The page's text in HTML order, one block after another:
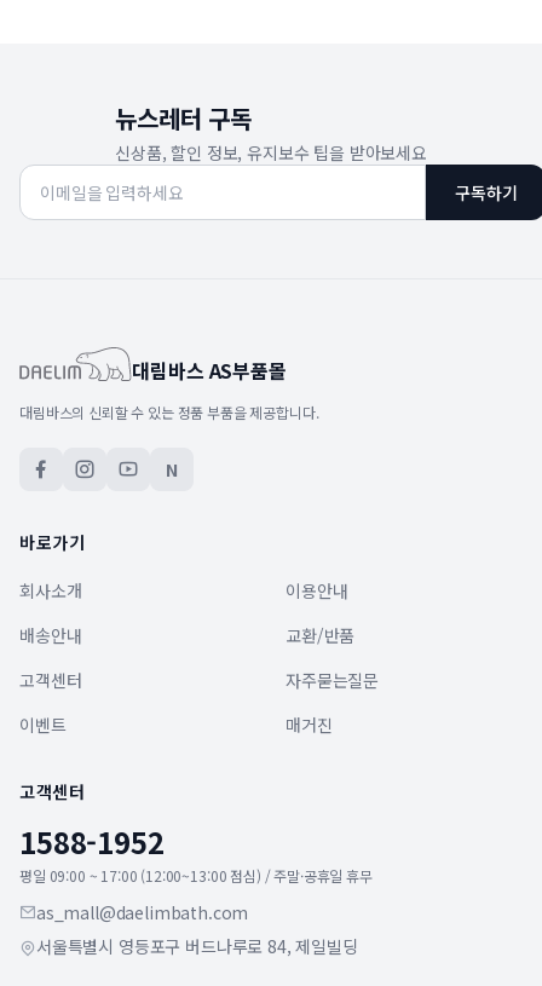
뉴스레터 구독
신상품, 할인 정보, 유지보수 팁을 받아보세요
구독하기
대림바스 AS부품몰
대림바스의 신뢰할 수 있는 정품 부품을 제공합니다.
N
바로가기
회사소개
이용안내
배송안내
교환/반품
고객센터
자주묻는질문
이벤트
매거진
고객센터
1588-1952
평일 09:00 ~ 17:00 (12:00~13:00 점심) / 주말·공휴일 휴무
as_mall@daelimbath.com
서울특별시 영등포구 버드나루로 84, 제일빌딩